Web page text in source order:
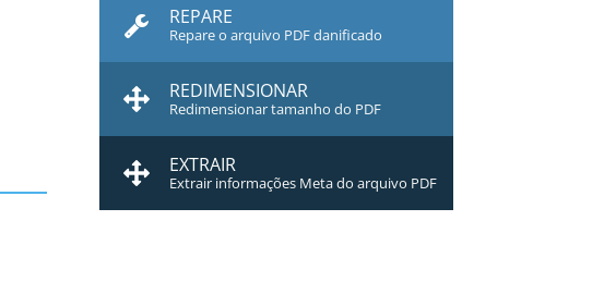
REPARE
Repare o arquivo PDF danificado
REDIMENSIONAR
Redimensionar tamanho do PDF
EXTRAIR
Extrair informações Meta do arquivo PDF